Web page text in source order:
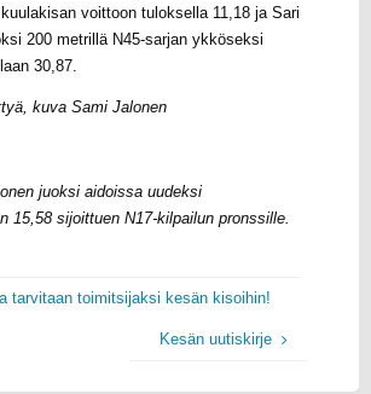
voittoon tuloksella 11,18 ja Sari
200 metrillä N45-sarjan ykköseksi
30,87.
kuva Sami Jalonen
juoksi aidoissa uudeksi
15,58 sijoittuen N17-kilpailun pronssille.
tarvitaan toimitsijaksi kesän kisoihin!
Kesän uutiskirje